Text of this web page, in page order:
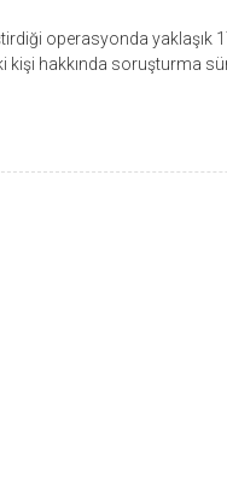
operasyonda yaklaşık
kişi hakkında soruşturma